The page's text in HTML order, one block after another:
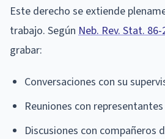
Este derecho se extiende
trabajo. Según Neb. Rev. Stat.
grabar:
Conversaciones con su
Reuniones con
Discusiones con compañeros